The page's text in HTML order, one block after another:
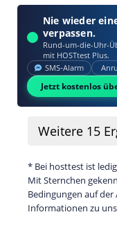
Nie wieder
verpassen.
Rund-um-die-Uhr-
mit HOSTtest Plus.
SMS‑Alarm
Jetzt kostenlos
Weitere 15
* Bei hosttest ist
Mit Sternchen
Bedingungen auf
Informationen zu